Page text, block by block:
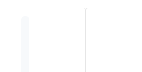
BIO Vlas combineert natuurlijkheid,